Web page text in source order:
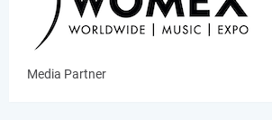
Media Partner